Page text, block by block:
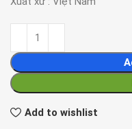
Add to wishlist